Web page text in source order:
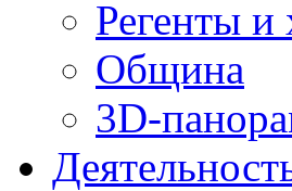
Регенты и
Община
3D-